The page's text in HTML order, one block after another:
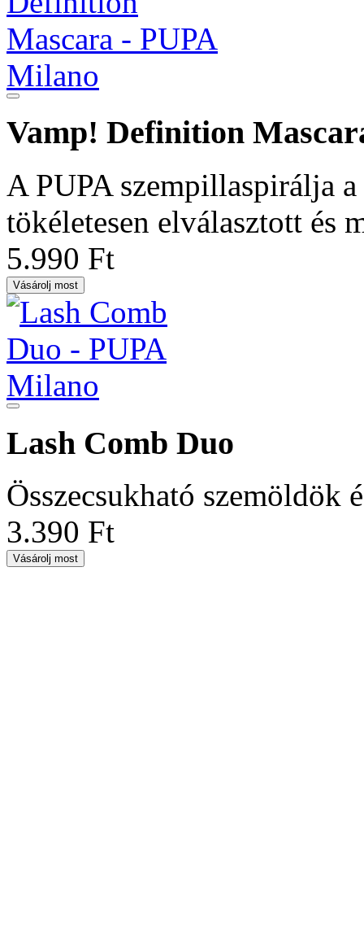
Vamp! Definition
A PUPA szempillaspirálja
tökéletesen elválasztott és
5.990 Ft
Vásárolj most
Lash Comb Duo
Összecsukható szemöldök
3.390 Ft
Vásárolj most